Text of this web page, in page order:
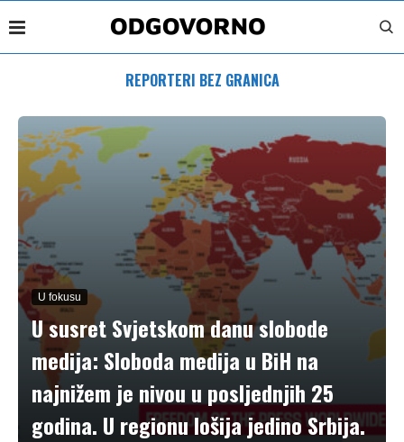
REPORTERI BEZ GRANICA
U fokusu
U susret Svjetskom danu slobode
medija: Sloboda medija u BiH na
najnižem je nivou u posljednjih 25
godina. U regionu lošija jedino Srbija.